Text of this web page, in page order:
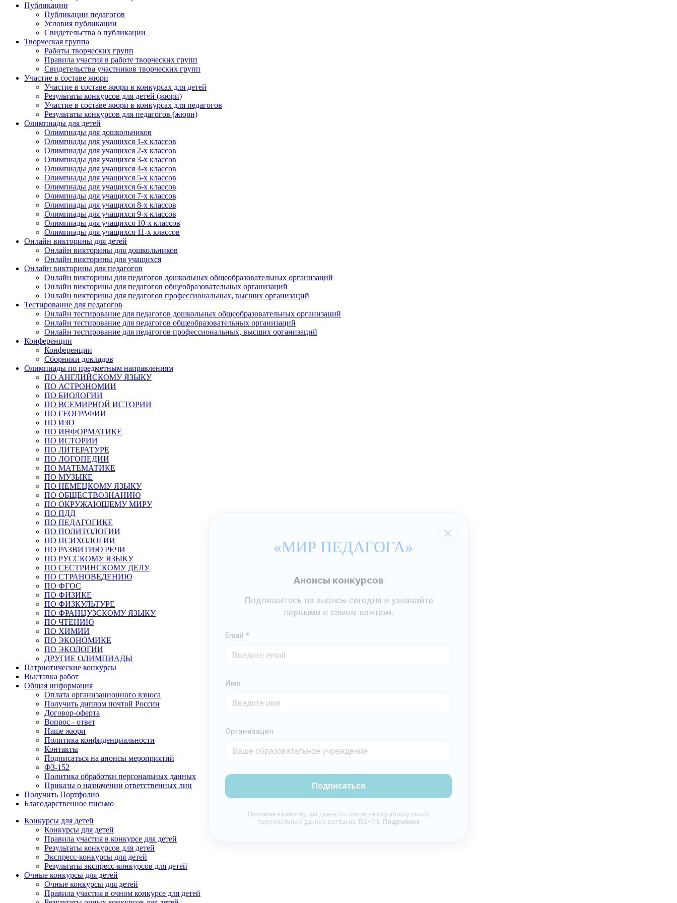
Публикации
Публикации педагогов
Условия публикации
Свидетельства о публикации
Творческая группа
Работы творческих групп
Правила участия в работе творческих групп
Свидетельства участников творческих групп
Участие в составе жюри
Участие в составе жюри в конкурсах для детей
Результаты конкурсов для детей (жюри)
Участие в составе жюри в конкурсах для педагогов
Результаты конкурсов для педагогов (жюри)
Олимпиады для детей
Олимпиады для дошкольников
Олимпиады для учащихся 1-х классов
Олимпиады для учащихся 2-х классов
Олимпиады для учащихся 3-х классов
Олимпиады для учащихся 4-х классов
Олимпиады для учащихся 5-х классов
Олимпиады для учащихся 6-х классов
Олимпиады для учащихся 7-х классов
Олимпиады для учащихся 8-х классов
Олимпиады для учащихся 9-х классов
Олимпиады для учащихся 10-х классов
Олимпиады для учащихся 11-х классов
Онлайн викторины для детей
Онлайн викторины для дошкольников
Онлайн викторины для учащихся
Онлайн викторины для педагогов
Онлайн викторины для педагогов дошкольных общеобразовательных организаций
Онлайн викторины для педагогов общеобразовательных организаций
Онлайн викторины для педагогов профессиональных, высших организаций
Тестирование для педагогов
Онлайн тестирование для педагогов дошкольных общеобразовательных организаций
Онлайн тестирование для педагогов общеобразовательных организаций
Онлайн тестирование для педагогов профессиональных, высших организаций
Конференции
Конференции
Сборники докладов
Олимпиады по предметным направлениям
ПО АНГЛИЙСКОМУ ЯЗЫКУ
ПО АСТРОНОМИИ
ПО БИОЛОГИИ
ПО ВСЕМИРНОЙ ИСТОРИИ
ПО ГЕОГРАФИИ
ПО ИЗО
ПО ИНФОРМАТИКЕ
ПО ИСТОРИИ
ПО ЛИТЕРАТУРЕ
ПО ЛОГОПЕДИИ
ПО МАТЕМАТИКЕ
ПО МУЗЫКЕ
ПО НЕМЕЦКОМУ ЯЗЫКУ
ПО ОБЩЕСТВОЗНАНИЮ
ПО ОКРУЖАЮЩЕМУ МИРУ
ПО ПДД
ПО ПЕДАГОГИКЕ
ПО ПОЛИТОЛОГИИ
ПО ПСИХОЛОГИИ
ПО РАЗВИТИЮ РЕЧИ
ПО РУССКОМУ ЯЗЫКУ
ПО СЕСТРИНСКОМУ ДЕЛУ
ПО СТРАНОВЕДЕНИЮ
ПО ФГОС
ПО ФИЗИКЕ
ПО ФИЗКУЛЬТУРЕ
ПО ФРАНЦУЗСКОМУ ЯЗЫКУ
ПО ЧТЕНИЮ
ПО ХИМИИ
ПО ЭКОНОМИКЕ
ПО ЭКОЛОГИИ
ДРУГИЕ ОЛИМПИАДЫ
Патриотические конкурсы
Выставка работ
Общая информация
Оплата организационного взноса
Получить диплом почтой России
Договор-оферта
Вопрос - ответ
Наше жюри
Политика конфиденциальности
Контакты
Подписаться на анонсы мероприятий
ФЗ-152
Политика обработки персональных данных
Приказы о назначении ответственных лиц
Получить Портфолио
Благодарственное письмо
Конкурсы для детей
Конкурсы для детей
Правила участия в конкурсе для детей
Результаты конкурсов для детей
Экспресс-конкурсы для детей
Результаты экспресс-конкурсов для детей
Очные конкурсы для детей
Очные конкурсы для детей
Правила участия в очном конкурсе для детей
«МИР ПЕДАГОГА»
Анонсы конкурсов
Подпишитесь на анонсы сегодня и узнавайте
первыми о самом важном.
Email
Имя
Организация
Подписаться
Нажимая на кнопку, вы даете согласие на обработку своих
персональных данных согласно 152-ФЗ. Подробнее